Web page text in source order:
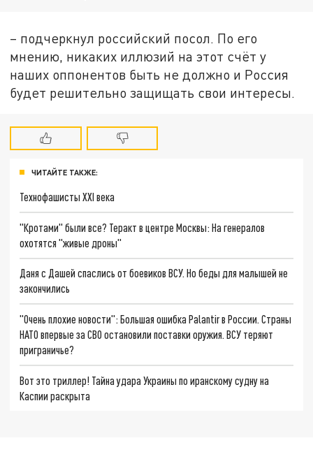
– подчеркнул российский посол. По его
мнению, никаких иллюзий на этот счёт у
наших оппонентов быть не должно и Россия
будет решительно защищать свои интересы.
ЧИТАЙТЕ ТАКЖЕ:
Технофашисты XXI века
"Кротами" были все? Теракт в центре Москвы: На генералов
охотятся "живые дроны"
Даня с Дашей спаслись от боевиков ВСУ. Но беды для малышей не
закончились
"Очень плохие новости": Большая ошибка Palantir в России. Страны
НАТО впервые за СВО остановили поставки оружия. ВСУ теряют
приграничье?
Вот это триллер! Тайна удара Украины по иранскому судну на
Каспии раскрыта